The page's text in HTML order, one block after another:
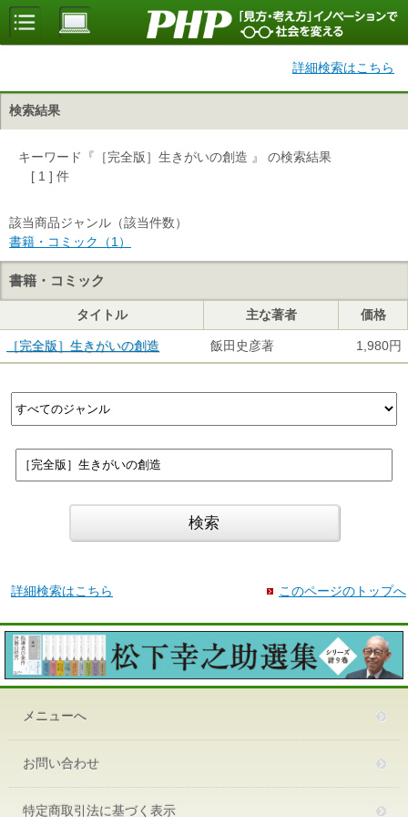
詳細検索はこちら
検索結果
キーワード『［完全版］生きがいの創造 』 の検索結果
[ 1 ] 件
該当商品ジャンル（該当件数）
書籍・コミック（1）
書籍・コミック
タイトル 主な著者 価格
［完全版］生きがいの創造 飯田史彦著 1,980円
詳細検索はこちら このページのトップへ
メニューへ
お問い合わせ
特定商取引法に基づく表示